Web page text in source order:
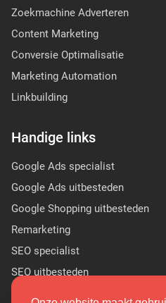
Zoekmachine Adverteren
Content Marketing
Conversie Optimalisatie
Marketing Automation
Linkbuilding
Handige links
Google Ads specialist
Google Ads uitbesteden
Google Shopping uitbesteden
Remarketing
SEO specialist
SEO uitbesteden